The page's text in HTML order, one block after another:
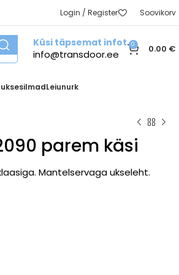
Login / Register Soovikorv
Küsi täpsemat infot
info@transdoor.ee
0 0.00 €
Leiunurk
parem käsi
Mantelservaga ukseleht.